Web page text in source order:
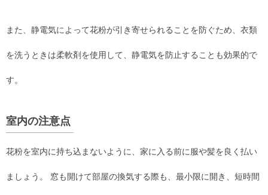
また、静電気によって花粉が引き寄せられることを防ぐため、衣類
を洗うときは柔軟剤を使用して、静電気を防止することも効果的で
す。
室内の注意点
花粉を室内に持ち込まないように、家に入る前に服や髪を良く払い
ましょう。 窓も開けて部屋の換気する際も、最小限に開き、短時間